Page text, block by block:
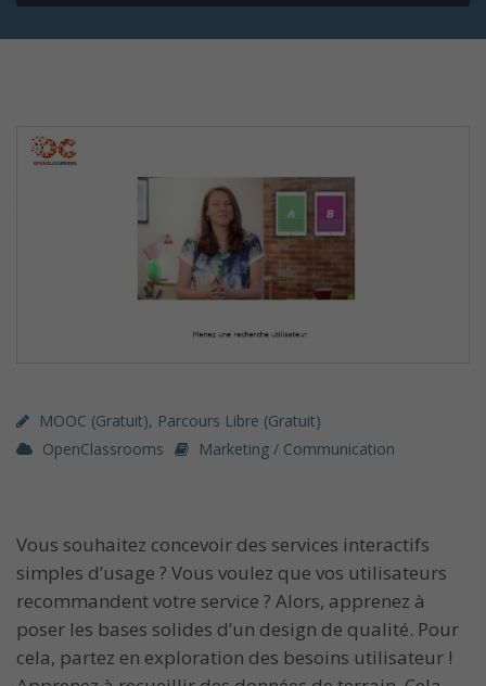
MOOC (gratuit), Parcours Libre (gratuit)
OpenClassrooms
Marketing / Communication
Vous souhaitez concevoir des services interactifs
simples d’usage ? Vous voulez que vos utilisateurs
recommandent votre service ? Alors, apprenez à
poser les bases solides d’un design de qualité. Pour
cela, partez en exploration des besoins utilisateur !